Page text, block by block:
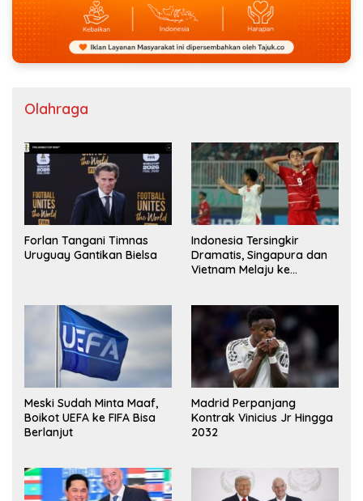
Olahraga
Forlan Tangani Timnas
Uruguay Gantikan Bielsa
Indonesia Tersingkir
Dramatis, Singapura dan
Vietnam Melaju ke
Meski Sudah Minta Maaf,
Boikot UEFA ke FIFA Bisa
Berlanjut
Madrid Perpanjang
Kontrak Vinicius Jr Hingga
2032